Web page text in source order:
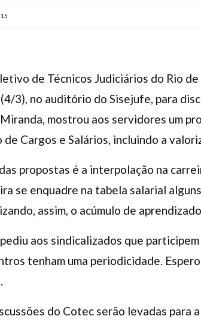
de Técnicos Judiciários do Rio
3), no auditório do Sisejufe, para
mostrou aos servidores um
de Cargos e Salários, incluindo a
propostas é a interpolação na
se enquadre na tabela salarial
assim, o acúmulo de
aos sindicalizados que
tenham uma periodicidade.
do Cotec serão levadas para